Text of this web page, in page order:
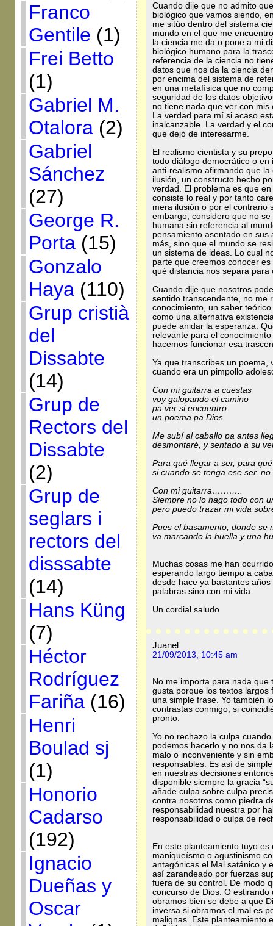
Franco
Gentile (1)
Frei Betto
(1)
Gabriel M.
Otalora(2)
Gabriel
Sánchez
(27)
George R.
Porta(15)
Gonzalo
Haya(110)
Grup cristià
del
Dissabte
(14)
Grup de
Rectors del
Dissabte
(2)
Grup de
seglars i
rectors del
disssabte
(14)
Hans Küng
(7)
Héctor
Rodríguez
Fariña(16)
Henri
Boulad sj
(1)
Honorio
Cadarso
(192)
Ignacio
Dueñas y
Oscar
Cuando dije que no admito
biológico que vamos siendo,
me sitúo dentro del sistema
mundo en el que me
la ciencia me da o pone a mi
biológico humano para la
referencia de la ciencia no
datos que nos da la ciencia
por encima del sistema de
en una metafísica que no
seguridad de los datos
no tiene nada que ver con
La verdad para mí si acaso
inalcanzable. La verdad y el
que dejó de interesarme.
El realismo cientista y su
todo diálogo democrático o
anti-realismo afirmando que
ilusión, un constructo hecho
verdad. El problema es que
consiste lo real y por tanto
mera ilusión o por el contrario
embargo, considero que no
humana sin referencia al
pensamiento asentado en
más, sino que el mundo se
un sistema de ideas. Lo cual
parte que creemos conocer
qué distancia nos separa
Cuando dije que nosotros
sentido transcendente, no me
conocimiento, un saber
como una alternativa
puede anidar la esperanza.
relevante para el
hacemos funcionar esa
Ya que transcribes un poema,
cuando era un pimpollo
Con mi guitarra a cuestas
voy galopando el camino
pa ver si encuentro
un poema pa Dios
Me subí al caballo pa antes
desmontaré, y sentado a su
Para qué llegar a ser, para
si cuando se tenga ese ser,
Con mi guitarra………..
Siempre no lo hago todo con
pero puedo trazar mi vida
Pues el basamento, donde se
va marcando la huella y una
Muchas cosas me han
esperando largo tiempo a
desde hace ya bastantes
palabras sino con mi vida.
Un cordial saludo
Juanel
21/09/2013, 10:45 am
No me importa para nada que
gusta porque los textos largos
una simple frase. Yo también
contrastas conmigo, si
pronto.
Yo no rechazo la culpa
podemos hacerlo y no nos da
malo o inconveniente y sin
responsables. Es así de
en nuestras decisiones
disponible siempre la gracia
añade culpa sobre culpa
contra nosotros como piedra
responsabilidad nuestra por
responsabilidad o culpa de
En este planteamiento tuyo
maniqueísmo o agustinismo
antagónicas el Mal satánico y
así zarandeado por fuerzas
fuera de su control. De modo
concurso de Dios. O
obramos bien se debe a que
inversa si obramos el mal es
malignas. Este planteamiento